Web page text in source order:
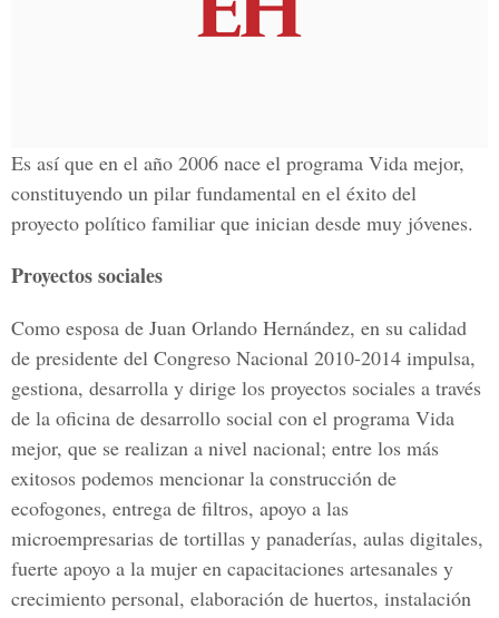
Es así que en el año 2006 nace el programa Vida mejor,
constituyendo un pilar fundamental en el éxito del
proyecto político familiar que inician desde muy jóvenes.
Proyectos sociales
Como esposa de Juan Orlando Hernández, en su calidad
de presidente del Congreso Nacional 2010-2014 impulsa,
gestiona, desarrolla y dirige los proyectos sociales a través
de la oficina de desarrollo social con el programa Vida
mejor, que se realizan a nivel nacional; entre los más
exitosos podemos mencionar la construcción de
ecofogones, entrega de filtros, apoyo a las
microempresarias de tortillas y panaderías, aulas digitales,
fuerte apoyo a la mujer en capacitaciones artesanales y
crecimiento personal, elaboración de huertos, instalación